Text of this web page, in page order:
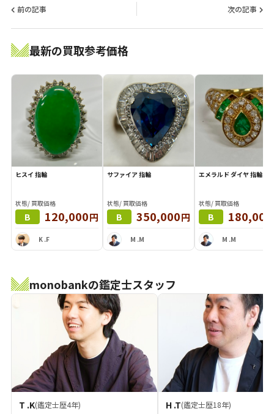
前の記事 次の記事
最新の買取参考価格
ヒスイ 指輪
状態/ 買取価格
B 120,000円
K .F
サファイア 指輪
状態/ 買取価格
B 350,000円
M .M
エメラルド ダイヤ 指輪
状態/ 買取価格
B 180,000
M .M
monobankの鑑定士スタッフ
T .K(鑑定士歴4年)
H .T(鑑定士歴18年)